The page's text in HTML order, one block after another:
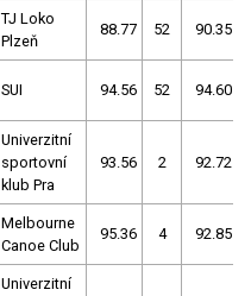
TJ Loko
Plzeň
88.77 52 90.35
SUI 94.56 52 94.60
Univerzitní
sportovní
klub Pra
93.56 2 92.72
Melbourne
Canoe Club
95.36 4 92.85
Univerzitní